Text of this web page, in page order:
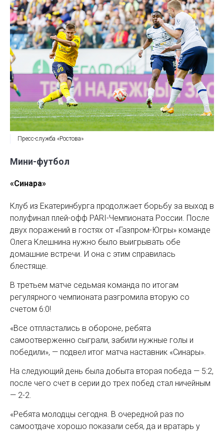
Пресс-служба «Ростова»
Мини-футбол
«Синара»
Клуб из Екатеринбурга продолжает борьбу за выход в
полуфинал плей-офф PARI-Чемпионата России. После
двух поражений в гостях от «Газпром-Югры» команде
Олега Клешнина нужно было выигрывать обе
домашние встречи. И она с этим справилась
блестяще.
В третьем матче седьмая команда по итогам
регулярного чемпионата разгромила вторую со
счетом 6:0!
«Все отпластались в обороне, ребята
самоотверженно сыграли, забили нужные голы и
победили», — подвел итог матча наставник «Синары».
На следующий день была добыта вторая победа — 5:2,
после чего счет в серии до трех побед стал ничейным
— 2-2.
«Ребята молодцы сегодня. В очередной раз по
самоотдаче хорошо показали себя, да и вратарь у